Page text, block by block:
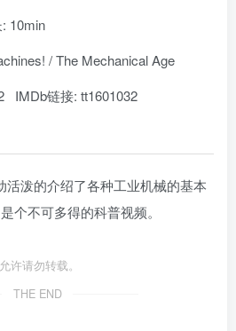
10min
/ The Mechanical Age
IMDb链接: tt1601032
活泼的介绍了各种工业机械的基本
个不可多得的科普视频。
许请勿转载。
THE END